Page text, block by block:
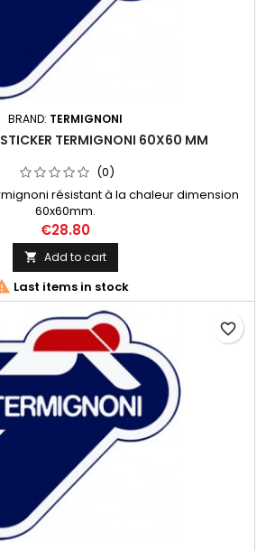
BRAND: TERMIGNONI
TERMIGNONI 60X60 MM
(0)
résistant à la chaleur dimension
60x60mm.
€28.80
 Add to cart
Last items in stock
favorite_border